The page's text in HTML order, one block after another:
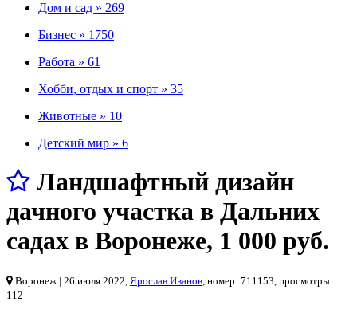
Дом и сад » 269
Бизнес » 1750
Работа » 61
Хобби, отдых и спорт » 35
Животные » 10
Детский мир » 6
Ландшафтный дизайн
дачного участка в Дальних
садах в Воронеже, 1 000 руб.
Воронеж | 26 июля 2022, Ярослав Иванов , номер: 711153, просмотры:
112